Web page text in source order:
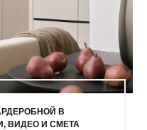
В
ВИДЕО И СМЕТА